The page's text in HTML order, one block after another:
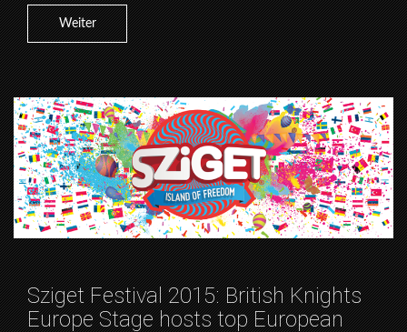
Weiter
Sziget Festival 2015: British Knights
Europe Stage hosts top European